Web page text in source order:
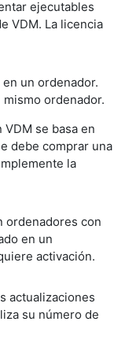
ejecutables
VDM. La licencia
en un ordenador.
mismo ordenador.
se basa en
debe comprar una
la
ordenadores con
en un
activación.
actualizaciones
su número de